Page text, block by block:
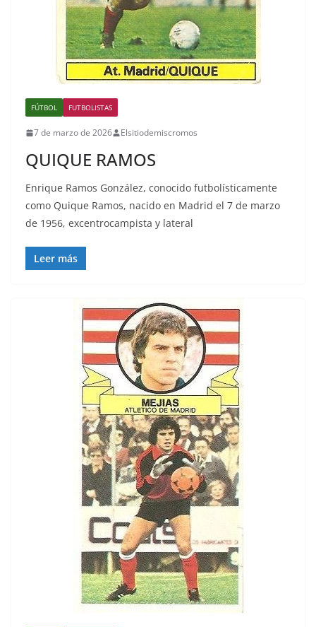
FÚTBOL FUTBOLISTAS
7 de marzo de 2026 Elsitiodemiscromos
QUIQUE RAMOS
Enrique Ramos González, conocido futbolísticamente
como Quique Ramos, nacido en Madrid el 7 de marzo
de 1956, excentrocampista y lateral
Leer más